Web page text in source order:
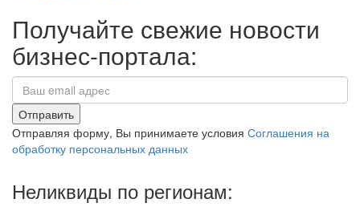
Получайте свежие новости
бизнес-портала:
Отправить
Отправляя форму, Вы принимаете условия Соглашения на
обработку персональных данных
Неликвиды по регионам: